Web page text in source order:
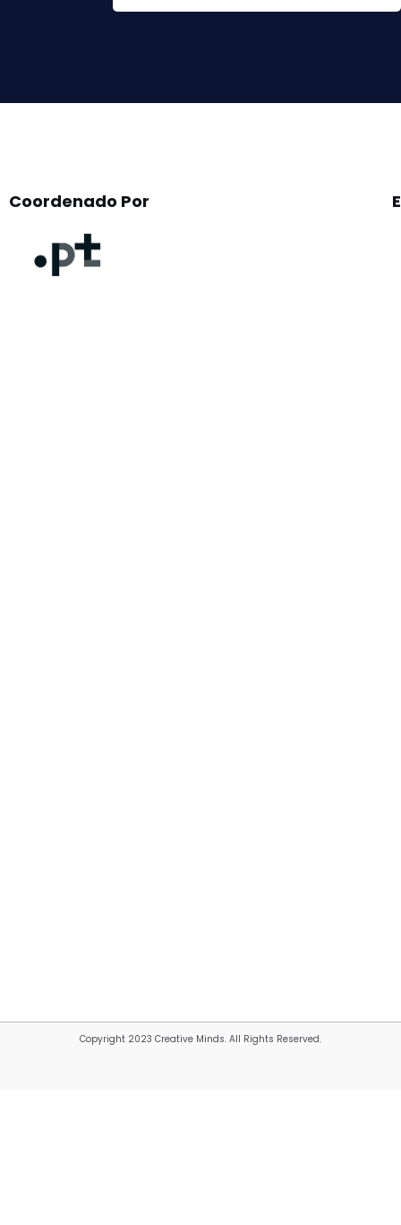
Coordenado Por
Copyright 2023 Creative Minds. All Rights Reserved.